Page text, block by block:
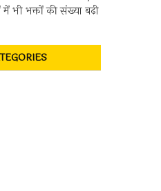
भी भक्तों की संख्या बढ़ी